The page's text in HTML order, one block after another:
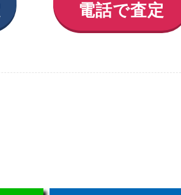
電話で査定